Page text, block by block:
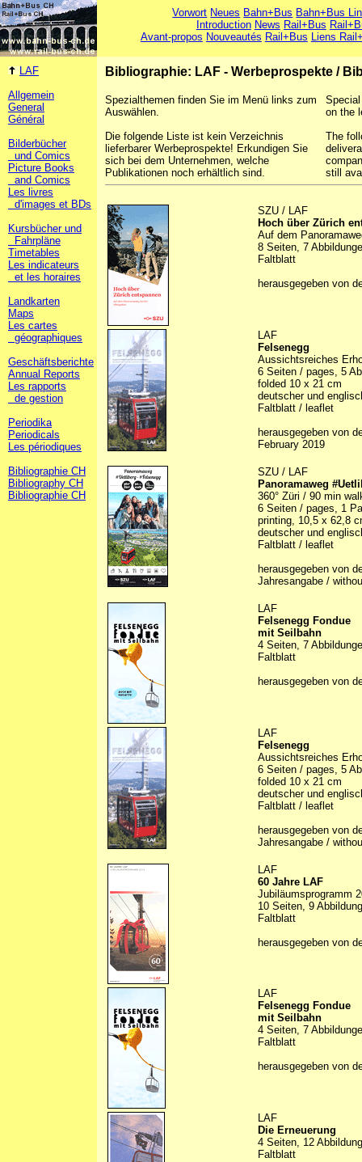
Vorwort Neues Bahn+Bus Bahn+Bus
Introduction News Rail+Bus
Avant-propos Nouveautés Rail+Bus Liens
LAF
Allgemein
General
Général
Bilderbücher
und Comics
Picture Books
and Comics
Les livres
d'images et BDs
Kursbücher und
Fahrpläne
Timetables
Les indicateurs
et les horaires
Landkarten
Maps
Les cartes
géographiques
Geschäftsberichte
Annual Reports
Les rapports
de gestion
Periodika
Periodicals
Les périodiques
Bibliographie CH
Bibliography CH
Bibliographie CH
Bibliographie: LAF - Werbeprospekte /
Spezialthemen finden Sie im Menü links zum
Auswählen.
Die folgende Liste ist kein Verzeichnis
lieferbarer Werbeprospekte! Erkundigen Sie
sich bei dem Unternehmen, welche
Publikationen noch erhältlich sind.
on the
The
still
SZU / LAF
Hoch über Zürich
Auf dem
8 Seiten, 7
Faltblatt
herausgegeben von
LAF
Felsenegg
Aussichtsreiches
6 Seiten / pages, 5
folded 10 x 21 cm
deutscher und
Faltblatt / leaflet
herausgegeben von
February 2019
SZU / LAF
Panoramaweg
360° Züri / 90 min
6 Seiten / pages, 1
printing, 10,5 x 62,8
deutscher und
Faltblatt / leaflet
herausgegeben von
Jahresangabe /
LAF
Felsenegg Fondue
mit Seilbahn
4 Seiten, 7
Faltblatt
herausgegeben von
LAF
Felsenegg
Aussichtsreiches
6 Seiten / pages, 5
folded 10 x 21 cm
deutscher und
Faltblatt / leaflet
herausgegeben von
Jahresangabe /
LAF
60 Jahre LAF
Jubiläumsprogramm
10 Seiten, 9
Faltblatt
herausgegeben von
LAF
Felsenegg Fondue
mit Seilbahn
4 Seiten, 7
Faltblatt
herausgegeben von
LAF
Die Erneuerung
4 Seiten, 12
Faltblatt